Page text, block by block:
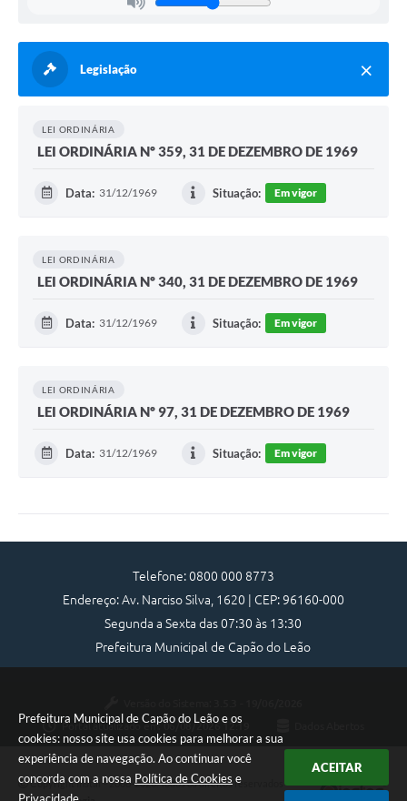
Prefeitura Municipal de Capão do Leão e os
cookies: nosso site usa cookies para melhorar a sua
experiência de navegação. Ao continuar você
concorda com a nossa Política de Cookies e
ACEITAR
Legislação
LEI ORDINÁRIA
LEI ORDINÁRIA Nº 359, 31 DE DEZEMBRO DE 1969
Data: 31/12/1969 Situação: Em vigor
LEI ORDINÁRIA
LEI ORDINÁRIA Nº 340, 31 DE DEZEMBRO DE 1969
Data: 31/12/1969 Situação: Em vigor
LEI ORDINÁRIA
LEI ORDINÁRIA Nº 97, 31 DE DEZEMBRO DE 1969
Data: 31/12/1969 Situação: Em vigor
Telefone: 0800 000 8773
Endereço: Av. Narciso Silva, 1620 | CEP: 96160-000
Segunda a Sexta das 07:30 às 13:30
Prefeitura Municipal de Capão do Leão
Portal atualizado em:06/08/2026 12:19
Copyright Instar - 2006-2026. Todos os direitos reservados -